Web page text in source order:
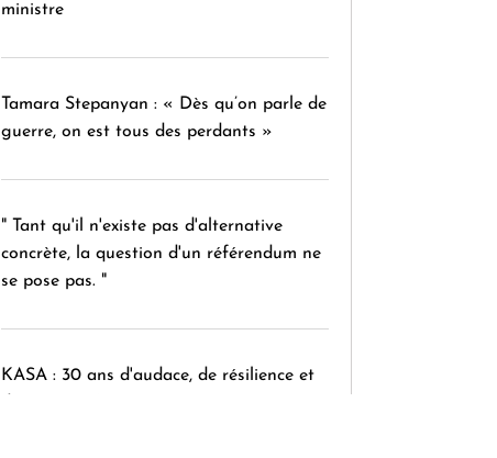
ministre
Tamara Stepanyan : « Dès qu’on parle de
guerre, on est tous des perdants »
" Tant qu'il n'existe pas d'alternative
concrète, la question d'un référendum ne
se pose pas. "
KASA : 30 ans d'audace, de résilience et